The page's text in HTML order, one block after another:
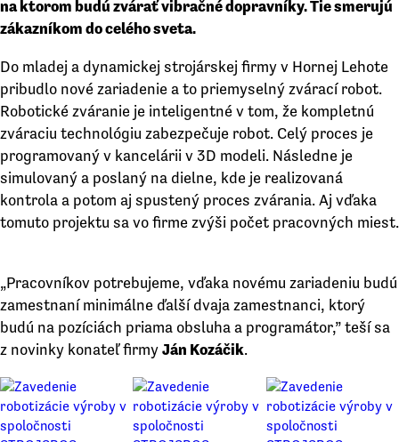
na ktorom budú zvárať vibračné dopravníky. Tie smerujú
zákazníkom do celého sveta.
Do mladej a dynamickej strojárskej firmy v Hornej Lehote
pribudlo nové zariadenie a to priemyselný zvárací robot.
Robotické zváranie je inteligentné v tom, že kompletnú
zváraciu technológiu zabezpečuje robot. Celý proces je
programovaný v kancelárii v 3D modeli. Následne je
simulovaný a poslaný na dielne, kde je realizovaná
kontrola a potom aj spustený proces zvárania. Aj vďaka
tomuto projektu sa vo firme zvýši počet pracovných miest.
„Pracovníkov potrebujeme, vďaka novému zariadeniu budú
zamestnaní minimálne ďalší dvaja zamestnanci, ktorý
budú na pozíciách priama obsluha a programátor,” teší sa
z novinky konateľ firmy Ján Kozáčik.